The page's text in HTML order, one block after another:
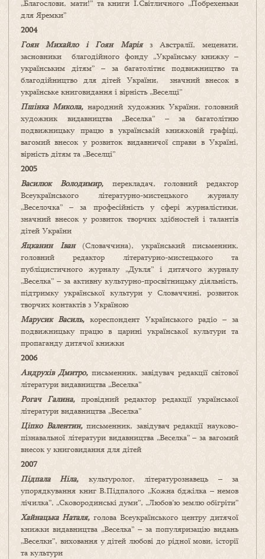
„Благослови, мати!” та книги І.Світличного „Побрехеньки
для Яремки”
2004
Гоян Михайло і Гоян Марія з Австралії, меценати,
засновники благодійного фонду „Українську книжку –
українським дітям” – за багатолітнє подвижництво та
благодійництво для дітей України, значний внесок в
українське книговидання і вірність „Веселці”
Пшінка Микола,народний художник України, головний
художник видавництва „Веселка” – за багатолітню
подвижницьку працю в українській книжковій графіці,
вагомий внесок у розвиток видавничої справи в Україні,
вірність дітям та „Веселці”
2005
Василюк Володимир, перекладач, головний редактор
Всеукраїнського літературно-мистецького журналу
„Веселочка” – за професійність у сфері журналістики,
значний внесок у розвиток творчих здібностей і талантів
дітей України
Яцканин Іван (Словаччина), український письменник,
головний редактор літературно-мистецького та
публіцистичного журналу „Дукля” і дитячого журналу
„Веселка” – за активну культурно-просвітницьку діяльність,
підтримку української культури у Словаччині, розвиток
творчих контактів з Україною
Марусик Василь, кореспондент Українського радіо – за
подвижницьку працю в царині української культури та
пропаганду дитячої книжки
2006
Андрухів Дмитро, письменник, завідувач редакції світової
літератури видавництва „Веселка”
Рогач Галина, провідний редактор редакції української
літератури видавництва „Веселка”
Ціпко Валентин,письменник, завідувач редакції науково-
пізнавальної літератури видавництва „Веселка” – за вагомий
внесок у книговидання для дітей
2007
Підпала Ніла, культуролог, літературознавець – за
упорядкування книг В.Підпалого „Кожна бджілка – немов
лічилка”, „Сковородинські думи”, „Любов’ю землю обігріти”
Хайнацька Наталя, голова Всеукраїнського центру дитячої
книжки видавництва „Веселка” – за популяризацію видань
„Веселки”, виховання у дітей любові до рідної мови, історії
та культури